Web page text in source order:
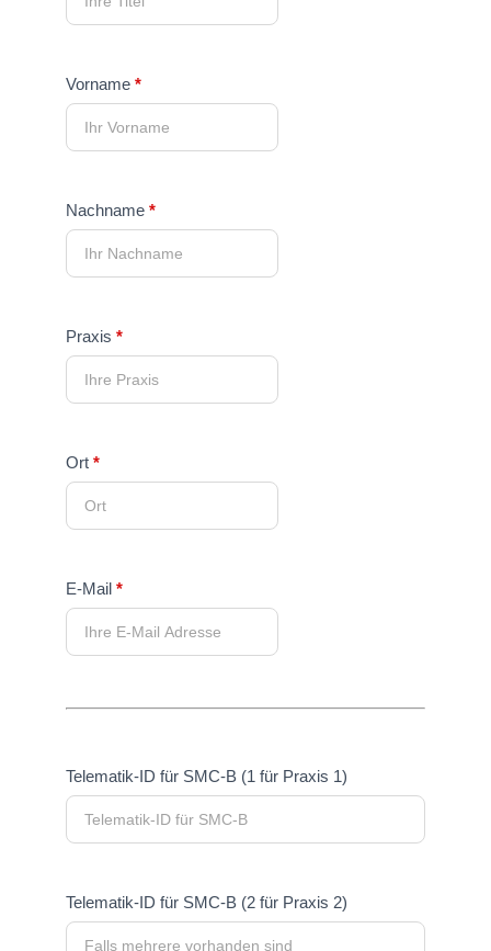
Vorname *
Nachname *
Praxis *
Ort *
E-Mail *
Telematik-ID für SMC-B (1 für Praxis 1)
Telematik-ID für SMC-B (2 für Praxis 2)